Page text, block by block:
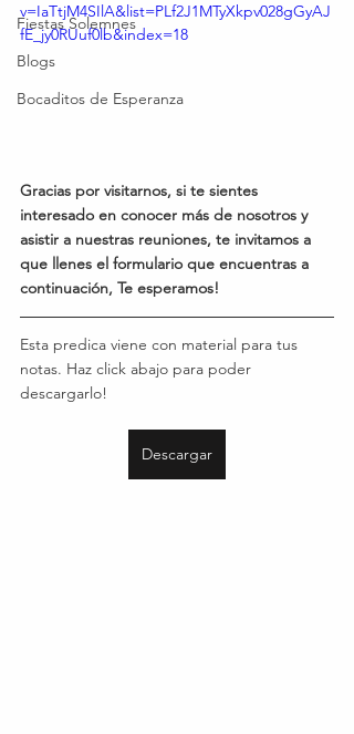
Fiestas Solemnes
Blogs
Bocaditos de Esperanza
v=IaTtjM4SIlA&list=PLf2J1MTyXkpv028gGyAJ
fE_jy0RUuf0lb&index=18
Gracias por visitarnos, si te sientes
interesado en conocer más de nosotros y
asistir a nuestras reuniones, te invitamos a
que llenes el formulario que encuentras a
continuación, Te esperamos!
Esta predica viene con material para tus
notas. Haz click abajo para poder
descargarlo!
Descargar